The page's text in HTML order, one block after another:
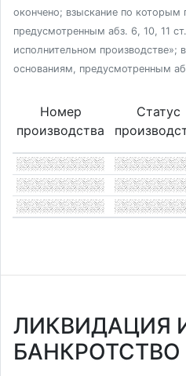
окончено; взыскание по которым
предусмотренным абз. 6, 10, 11
исполнительном производстве»;
основаниям, предусмотренным
Номер
производства
Статус
ЛИКВИДАЦИЯ
БАНКРОТСТВО